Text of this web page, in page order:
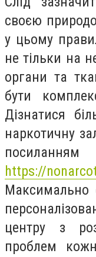
своєю
у цьому
не тільки на
органи та
бути
Дізнатися
наркотичну
посиланням
https://
Максимально
центру з
проблем